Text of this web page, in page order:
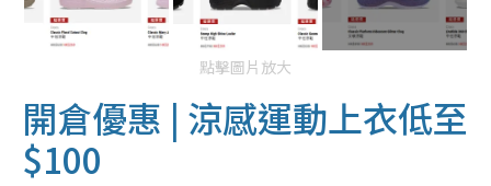
點擊圖片放大
開倉優惠 | 涼感運動上衣低至
$100